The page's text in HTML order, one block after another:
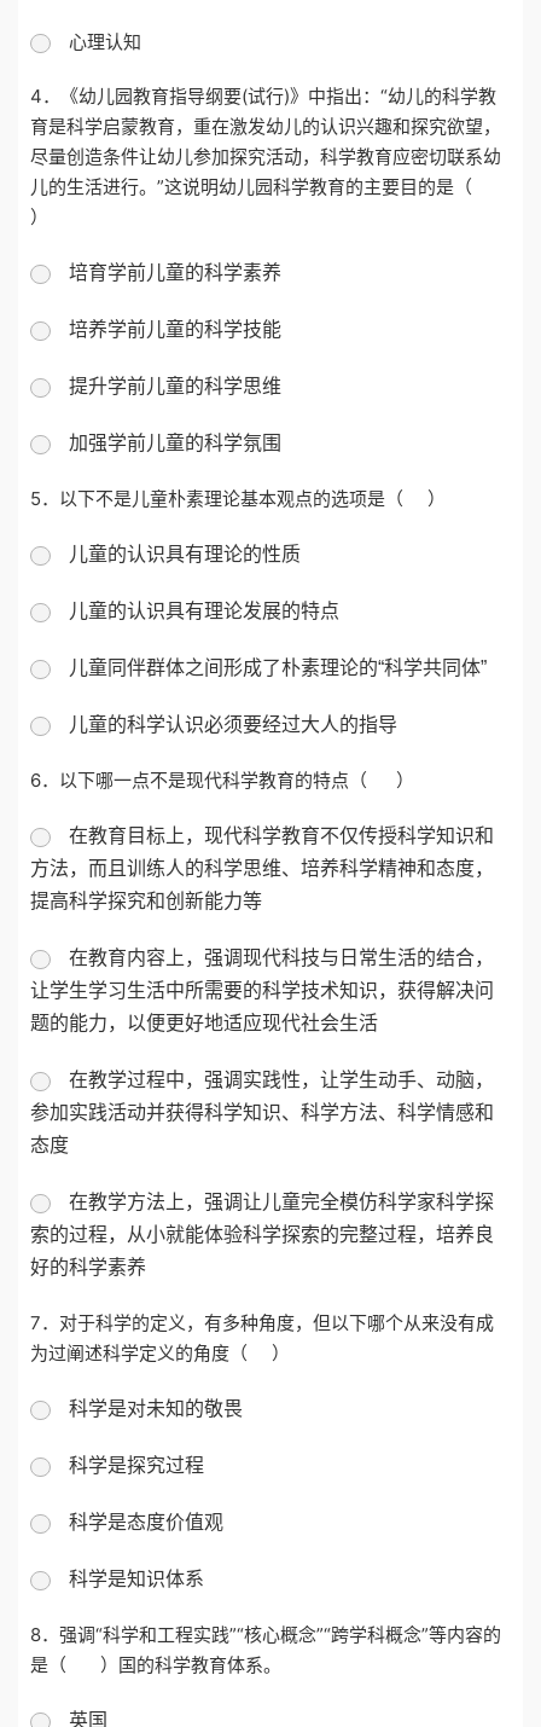
心理认知
4．
《幼儿园教育指导纲要(试行)》中指出：“幼儿的科学教
育是科学启蒙教育，重在激发幼儿的认识兴趣和探究欲望，
尽量创造条件让幼儿参加探究活动，科学教育应密切联系幼
儿的生活进行。”这说明幼儿园科学教育的主要目的是（
）
培育学前儿童的科学素养
培养学前儿童的科学技能
提升学前儿童的科学思维
加强学前儿童的科学氛围
5． 以下不是儿童朴素理论基本观点的选项是（ ）
儿童的认识具有理论的性质
儿童的认识具有理论发展的特点
儿童同伴群体之间形成了朴素理论的“科学共同体”
儿童的科学认识必须要经过大人的指导
6． 以下哪一点不是现代科学教育的特点（ ）
在教育目标上，现代科学教育不仅传授科学知识和
方法，而且训练人的科学思维、培养科学精神和态度，
提高科学探究和创新能力等
在教育内容上，强调现代科技与日常生活的结合，
让学生学习生活中所需要的科学技术知识，获得解决问
题的能力，以便更好地适应现代社会生活
在教学过程中，强调实践性，让学生动手、动脑，
参加实践活动并获得科学知识、科学方法、科学情感和
态度
在教学方法上，强调让儿童完全模仿科学家科学探
索的过程，从小就能体验科学探索的完整过程，培养良
好的科学素养
7． 对于科学的定义，有多种角度，但以下哪个从来没有成
为过阐述科学定义的角度（ ）
科学是对未知的敬畏
科学是探究过程
科学是态度价值观
科学是知识体系
8． 强调“科学和工程实践”“核心概念”“跨学科概念”等内容的
是（ ）国的科学教育体系。
英国